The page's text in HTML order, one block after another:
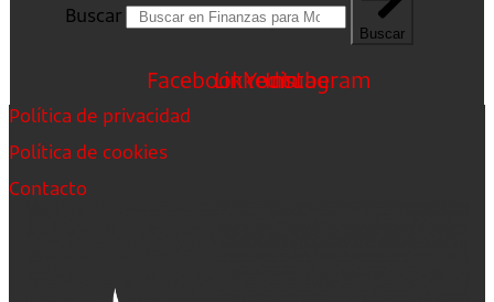
Buscar
Buscar
FacebookLinkedin
Youtube
Instagram
Política de privacidad
Política de cookies
Contacto